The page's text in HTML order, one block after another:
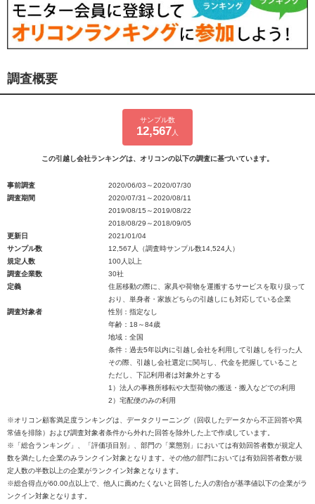
調査概要
サンプル数
12,567 人
この引越し会社ランキングは、オリコンの以下の調査に基づいています。
事前調査
2020/06/03～2020/07/30
調査期間
2020/07/31～2020/08/11
2019/08/15～2019/08/22
2018/08/29～2018/09/05
更新日
2021/01/04
サンプル数
12,567人（調査時サンプル数14,524人）
規定人数
100人以上
調査企業数
30社
定義
住居移動の際に、家具や荷物を運搬するサービスを取り扱って
おり、単身者・家族どちらの引越しにも対応している企業
調査対象者
性別：指定なし
年齢：18～84歳
地域：全国
条件：過去5年以内に引越し会社を利用して引越しを行った人
その際、引越し会社選定に関与し、代金を把握していること
ただし、下記利用者は対象外とする
1）法人の事務所移転や大型荷物の搬送・搬入などでの利用
2）宅配便のみの利用
※オリコン顧客満足度ランキングは、データクリーニング（回収したデータから不正回答や異
常値を排除）および調査対象者条件から外れた回答を除外した上で作成しています。
※「総合ランキング」、「評価項目別」、部門の「業態別」においては有効回答者数が規定人
数を満たした企業のみランクイン対象となります。その他の部門においては有効回答者数が規
定人数の半数以上の企業がランクイン対象となります。
※総合得点が60.00点以上で、他人に薦めたくないと回答した人の割合が基準値以下の企業がラ
ンクイン対象となります。